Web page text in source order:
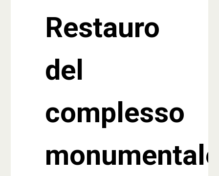
Biografia
Restauro
del
complesso